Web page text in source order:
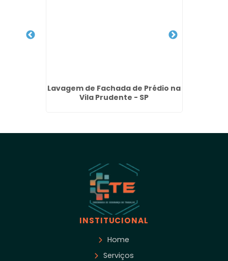
Lavagem de Fachada de Prédio na
Vila Prudente - SP
INSTITUCIONAL
Home
Serviços